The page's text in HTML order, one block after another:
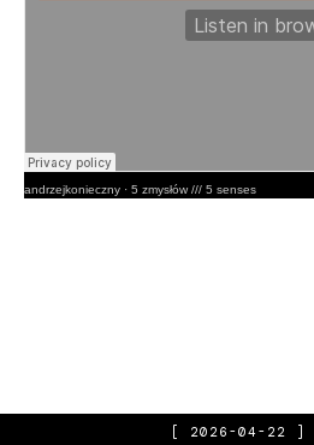
andrzejkonieczny· 5 zmysłów /// 5 senses
[ 2026-04-22 ]